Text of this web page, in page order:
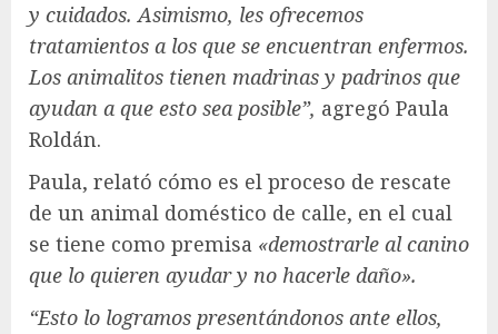
y cuidados. Asimismo, les ofrecemos
tratamientos a los que se encuentran enfermos.
Los animalitos tienen madrinas y padrinos que
ayudan a que esto sea posible”, agregó Paula
Roldán.
Paula, relató cómo es el proceso de rescate
de un animal doméstico de calle, en el cual
se tiene como premisa «demostrarle al canino
que lo quieren ayudar y no hacerle daño».
“Esto lo logramos presentándonos ante ellos,